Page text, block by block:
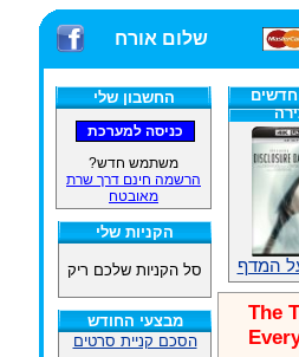
שלום אורח
החשבון שלי
משתמש חדש?
הרשמה חינם דרך שרת
מאובטח
הקניות שלי
סל הקניות שלכם ריק
מבצעי החודש
הסכם קניית סרטים
המדף
The